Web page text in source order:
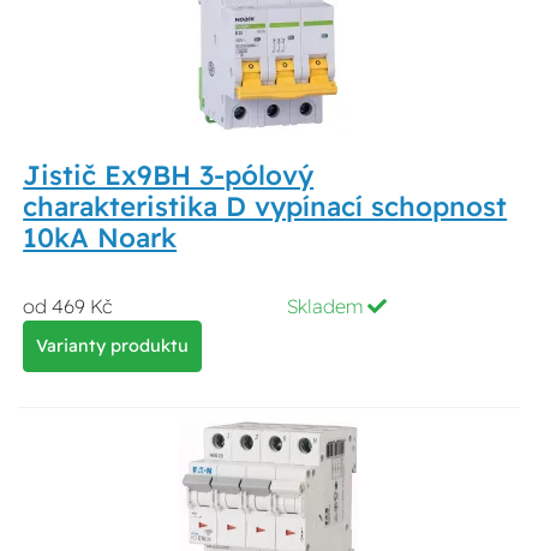
Jistič Ex9BH 3-pólový
charakteristika D vypínací schopnost
10kA Noark
od 469 Kč Skladem
Varianty produktu